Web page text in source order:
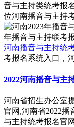
音与主持类统考报
位河南播音与主持
河南播音与主持统
考报名系统入口，
2022河南播音与主
河南省招生办公室
官网,河南省2022播
与主持统考报名官